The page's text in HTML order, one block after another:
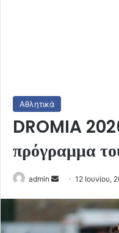
Αθλητικά
DROMIA
πρόγραμμα
admin
Send12 Ιουνίου,